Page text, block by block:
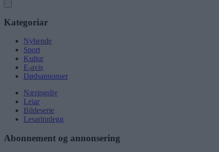
Kategoriar
Nyhende
Sport
Kultur
E-avis
Dødsannonser
Næringsliv
Leiar
Bildeserie
Lesarinnlegg
Abonnement og annonsering